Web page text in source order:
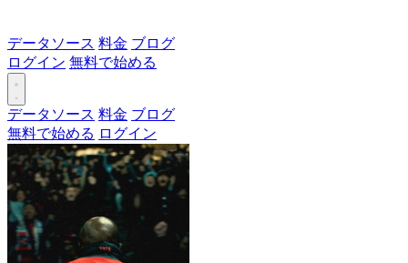
データソース 料金 ブログ
ログイン 無料で始める
データソース 料金 ブログ
無料で始める ログイン